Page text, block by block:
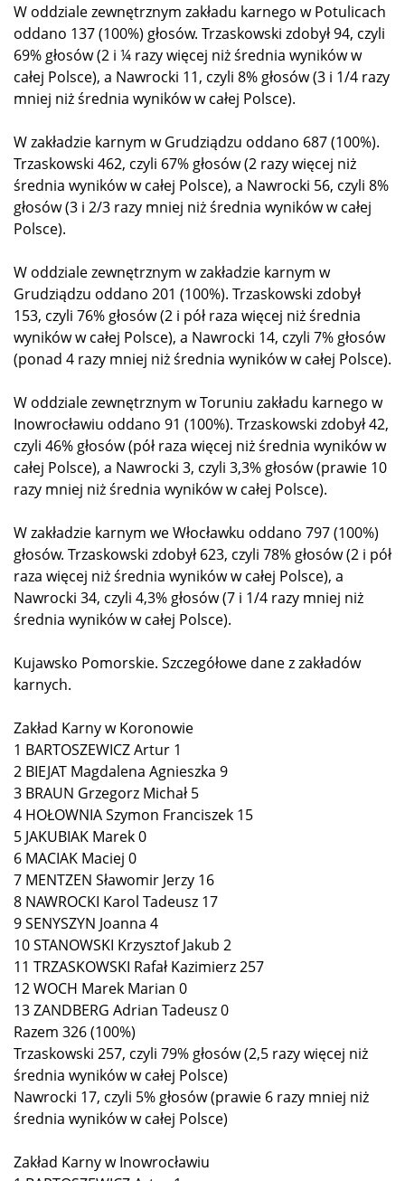
W oddziale zewnętrznym zakładu karnego w Potulicach
oddano 137 (100%) głosów. Trzaskowski zdobył 94, czyli
69% głosów (2 i ¼ razy więcej niż średnia wyników w
całej Polsce), a Nawrocki 11, czyli 8% głosów (3 i 1/4 razy
mniej niż średnia wyników w całej Polsce).
W zakładzie karnym w Grudziądzu oddano 687 (100%).
Trzaskowski 462, czyli 67% głosów (2 razy więcej niż
średnia wyników w całej Polsce), a Nawrocki 56, czyli 8%
głosów (3 i 2/3 razy mniej niż średnia wyników w całej
Polsce).
W oddziale zewnętrznym w zakładzie karnym w
Grudziądzu oddano 201 (100%). Trzaskowski zdobył
153, czyli 76% głosów (2 i pół raza więcej niż średnia
wyników w całej Polsce), a Nawrocki 14, czyli 7% głosów
(ponad 4 razy mniej niż średnia wyników w całej Polsce).
W oddziale zewnętrznym w Toruniu zakładu karnego w
Inowrocławiu oddano 91 (100%). Trzaskowski zdobył 42,
czyli 46% głosów (pół raza więcej niż średnia wyników w
całej Polsce), a Nawrocki 3, czyli 3,3% głosów (prawie 10
razy mniej niż średnia wyników w całej Polsce).
W zakładzie karnym we Włocławku oddano 797 (100%)
głosów. Trzaskowski zdobył 623, czyli 78% głosów (2 i pół
raza więcej niż średnia wyników w całej Polsce), a
Nawrocki 34, czyli 4,3% głosów (7 i 1/4 razy mniej niż
średnia wyników w całej Polsce).
Kujawsko Pomorskie. Szczegółowe dane z zakładów
karnych.
Zakład Karny w Koronowie
1 BARTOSZEWICZ Artur 1
2 BIEJAT Magdalena Agnieszka 9
3 BRAUN Grzegorz Michał 5
4 HOŁOWNIA Szymon Franciszek 15
5 JAKUBIAK Marek 0
6 MACIAK Maciej 0
7 MENTZEN Sławomir Jerzy 16
8 NAWROCKI Karol Tadeusz 17
9 SENYSZYN Joanna 4
10 STANOWSKI Krzysztof Jakub 2
11 TRZASKOWSKI Rafał Kazimierz 257
12 WOCH Marek Marian 0
13 ZANDBERG Adrian Tadeusz 0
Razem 326 (100%)
Trzaskowski 257, czyli 79% głosów (2,5 razy więcej niż
średnia wyników w całej Polsce)
Nawrocki 17, czyli 5% głosów (prawie 6 razy mniej niż
średnia wyników w całej Polsce)
Zakład Karny w Inowrocławiu